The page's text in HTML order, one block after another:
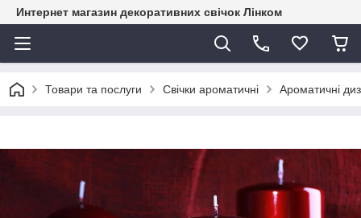
Интернет магазин декоративних свічок Лінком
Товари та послуги Свічки ароматичні Ароматичні